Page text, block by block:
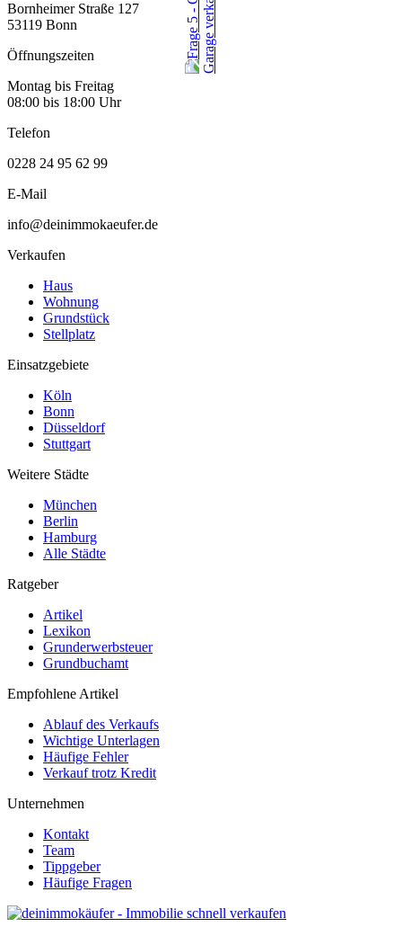
Bornheimer Straße 127
53119 Bonn
Öffnungszeiten
Montag bis Freitag
08:00 bis 18:00 Uhr
Telefon
0228 24 95 62 99
E-Mail
info@deinimmokaeufer.de
Verkaufen
Haus
Wohnung
Grundstück
Stellplatz
Einsatzgebiete
Köln
Bonn
Düsseldorf
Stuttgart
Weitere Städte
München
Berlin
Hamburg
Alle Städte
Ratgeber
Artikel
Lexikon
Grunderwerbsteuer
Grundbuchamt
Empfohlene Artikel
Ablauf des Verkaufs
Wichtige Unterlagen
Häufige Fehler
Verkauf trotz Kredit
Unternehmen
Kontakt
Team
Tippgeber
Häufige Fragen